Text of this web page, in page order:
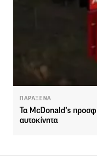
ΠΑΡΑΞΕΝΑ
Τα McDonald’s
αυτοκίνητα